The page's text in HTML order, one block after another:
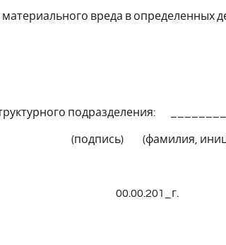
вреда в определенных
подразделения:
(фамилия,